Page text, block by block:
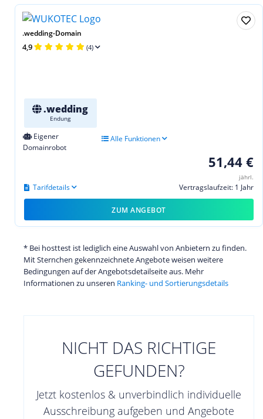
.wedding-Domain
4,9 (4)
.wedding
Endung
Eigener
Domainrobot
Alle Funktionen
51,44 €
jährl.
Vertragslaufzeit: 1 Jahr
Tarifdetails
ZUM ANGEBOT
* Bei hosttest ist lediglich eine Auswahl von Anbietern zu finden.
Mit Sternchen gekennzeichnete Angebote weisen weitere
Bedingungen auf der Angebotsdetailseite aus. Mehr
Informationen zu unseren Ranking- und Sortierungsdetails
NICHT DAS RICHTIGE
GEFUNDEN?
Jetzt kostenlos & unverbindlich individuelle
Ausschreibung aufgeben und Angebote